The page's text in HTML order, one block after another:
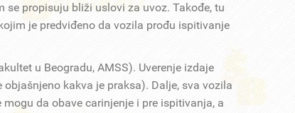
propisuju bliži uslovi za uvoz. Takođe, tu
je predviđeno da vozila prođu ispitivanje
u Beogradu, AMSS). Uverenje izdaje
kakva je praksa). Dalje, sva vozila
da obave carinjenje i pre ispitivanja, a